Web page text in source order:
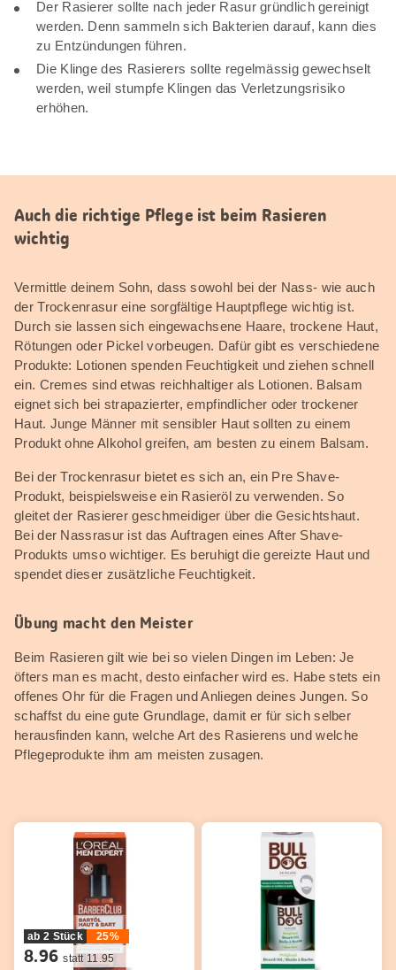
Der Rasierer sollte nach jeder Rasur gründlich gereinigt
werden. Denn sammeln sich Bakterien darauf, kann dies
zu Entzündungen führen.
Die Klinge des Rasierers sollte regelmässig gewechselt
werden, weil stumpfe Klingen das Verletzungsrisiko
erhöhen.
Auch die richtige Pflege ist beim Rasieren
wichtig
Vermittle deinem Sohn, dass sowohl bei der Nass- wie auch
der Trockenrasur eine sorgfältige Hauptpflege wichtig ist.
Durch sie lassen sich eingewachsene Haare, trockene Haut,
Rötungen oder Pickel vorbeugen. Dafür gibt es verschiedene
Produkte: Lotionen spenden Feuchtigkeit und ziehen schnell
ein. Cremes sind etwas reichhaltiger als Lotionen. Balsam
eignet sich bei strapazierter, empfindlicher oder trockener
Haut. Junge Männer mit sensibler Haut sollten zu einem
Produkt ohne Alkohol greifen, am besten zu einem Balsam.
Bei der Trockenrasur bietet es sich an, ein Pre Shave-
Produkt, beispielsweise ein Rasieröl zu verwenden. So
gleitet der Rasierer geschmeidiger über die Gesichtshaut.
Bei der Nassrasur ist das Auftragen eines After Shave-
Produkts umso wichtiger. Es beruhigt die gereizte Haut und
spendet dieser zusätzliche Feuchtigkeit.
Übung macht den Meister
Beim Rasieren gilt wie bei so vielen Dingen im Leben: Je
öfters man es macht, desto einfacher wird es. Habe stets ein
offenes Ohr für die Fragen und Anliegen deines Jungen. So
schaffst du eine gute Grundlage, damit er für sich selber
herausfinden kann, welche Art des Rasierens und welche
Pflegeprodukte ihm am meisten zusagen.
ab 2 Stück 25%
8.96 statt 11.95